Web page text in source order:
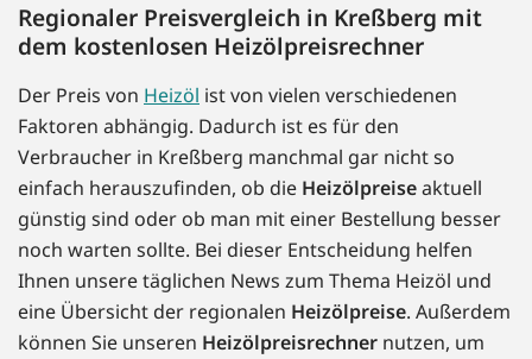
Regionaler Preisvergleich in Kreßberg mit
dem kostenlosen Heizölpreisrechner
Der Preis von Heizöl ist von vielen verschiedenen
Faktoren abhängig. Dadurch ist es für den
Verbraucher in Kreßberg manchmal gar nicht so
einfach herauszufinden, ob die Heizölpreiseaktuell
günstig sind oder ob man mit einer Bestellung besser
noch warten sollte. Bei dieser Entscheidung helfen
Ihnen unsere täglichen News zum Thema Heizöl und
eine Übersicht der regionalen Heizölpreise. Außerdem
können Sie unseren Heizölpreisrechner nutzen, um